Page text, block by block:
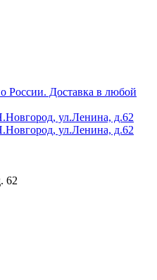
России. Доставка в любой
ул.Ленина, д.62
ул.Ленина, д.62
62